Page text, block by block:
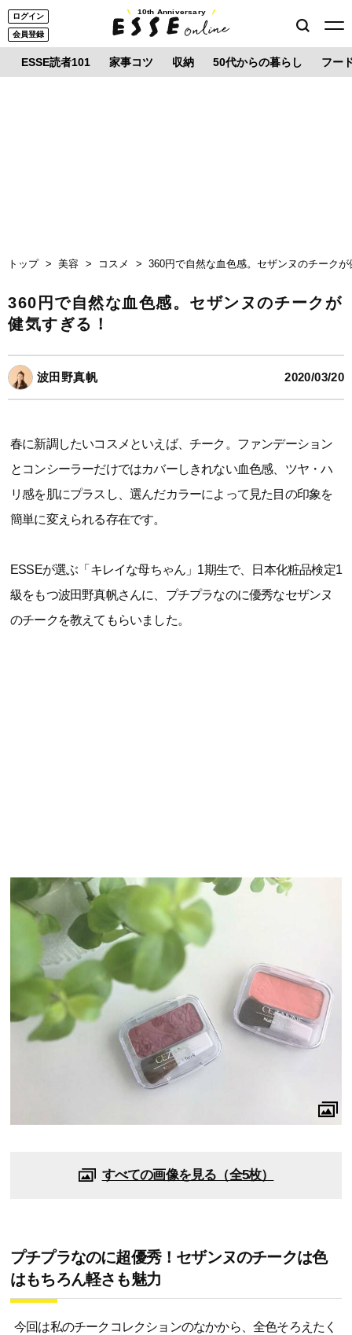
ログイン
会員登録
10th Anniversary
ESSE読者101 家事コツ 収納 50代からの暮らし フー
トップ 美容 コスメ 360円で自然な血色感。セザンヌのチーク
360円で自然な血色感。セザンヌのチークが
健気すぎる！
波田野真帆 2020/03/20
春に新調したいコスメといえば、チーク。ファンデーション
とコンシーラーだけではカバーしきれない血色感、ツヤ・ハ
リ感を肌にプラスし、選んだカラーによって見た目の印象を
簡単に変えられる存在です。
ESSEが選ぶ「キレイな母ちゃん」1期生で、日本化粧品検定1
級をもつ波田野真帆さんに、プチプラなのに優秀なセザンヌ
のチークを教えてもらいました。
すべての画像を見る（全5枚）
プチプラなのに超優秀！セザンヌのチークは色
はもちろん軽さも魅力
今回は私のチークコレクションのなかから、全色そろえたく